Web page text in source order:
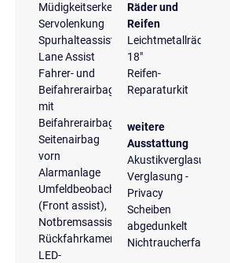
Müdigkeitserkennung
Servolenkung
Spurhalteassistent
Lane Assist
Fahrer- und
Beifahrerairbag
mit
Beifahrerairbagdeaktivierung
Seitenairbag
vorn
Alarmanlage
Umfeldbeobachtungssystem
(Front assist),
Notbremsassistent
Rückfahrkamera
LED-
Räder und
Reifen
Leichtmetallräder
18"
Reifen-
Reparaturkit
weitere
Ausstattung
Akustikverglasung
Verglasung -
Privacy
Scheiben
abgedunkelt
Nichtraucherfahrzeug